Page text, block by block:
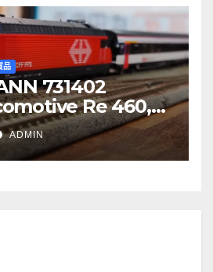
品
731402
Re 460,
ADMIN